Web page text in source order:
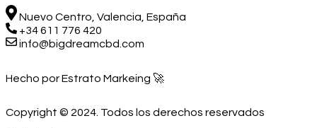
Nuevo Centro, Valencia, España
+34 611 776 420
info@bigdreamcbd.com
Hecho por Estrato Markeing 🚀
Copyright © 2024. Todos los derechos reservados